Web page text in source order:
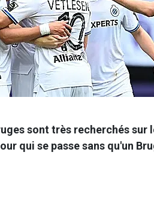
sont très recherchés sur
qui se passe sans qu'un